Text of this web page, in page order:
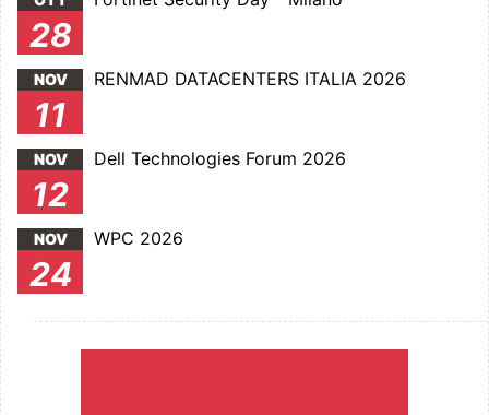
28
NOV
11
RENMAD DATACENTERS ITALIA 2026
NOV
12
Dell Technologies Forum 2026
NOV
24
WPC 2026